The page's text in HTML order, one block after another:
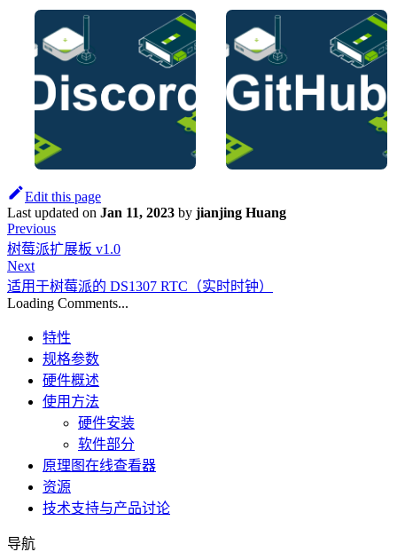
Edit this page
Last updated on Jan 11, 2023 by jianjing Huang
Previous
树莓派扩展板 v1.0
Next
适用于树莓派的 DS1307 RTC（实时时钟）
Loading Comments...
特性
规格参数
硬件概述
使用方法
硬件安装
软件部分
原理图在线查看器
资源
技术支持与产品讨论
导航